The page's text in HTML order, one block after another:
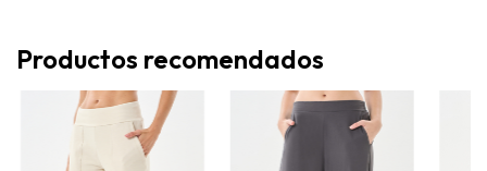
Productos recomendados